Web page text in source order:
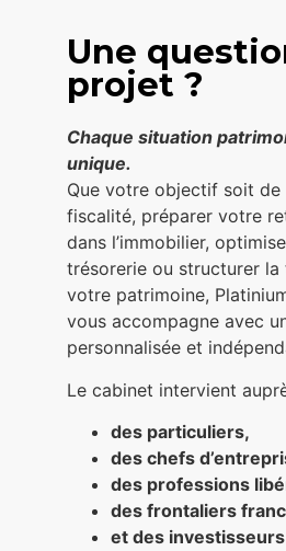
Une
projet ?
Chaque situation
unique.
Que votre objectif soit
fiscalité, préparer votre
dans l’immobilier,
trésorerie ou structurer la
votre patrimoine,
vous accompagne avec
personnalisée et
Le cabinet intervient
des particuliers,
des chefs
des professions
des frontaliers
et des